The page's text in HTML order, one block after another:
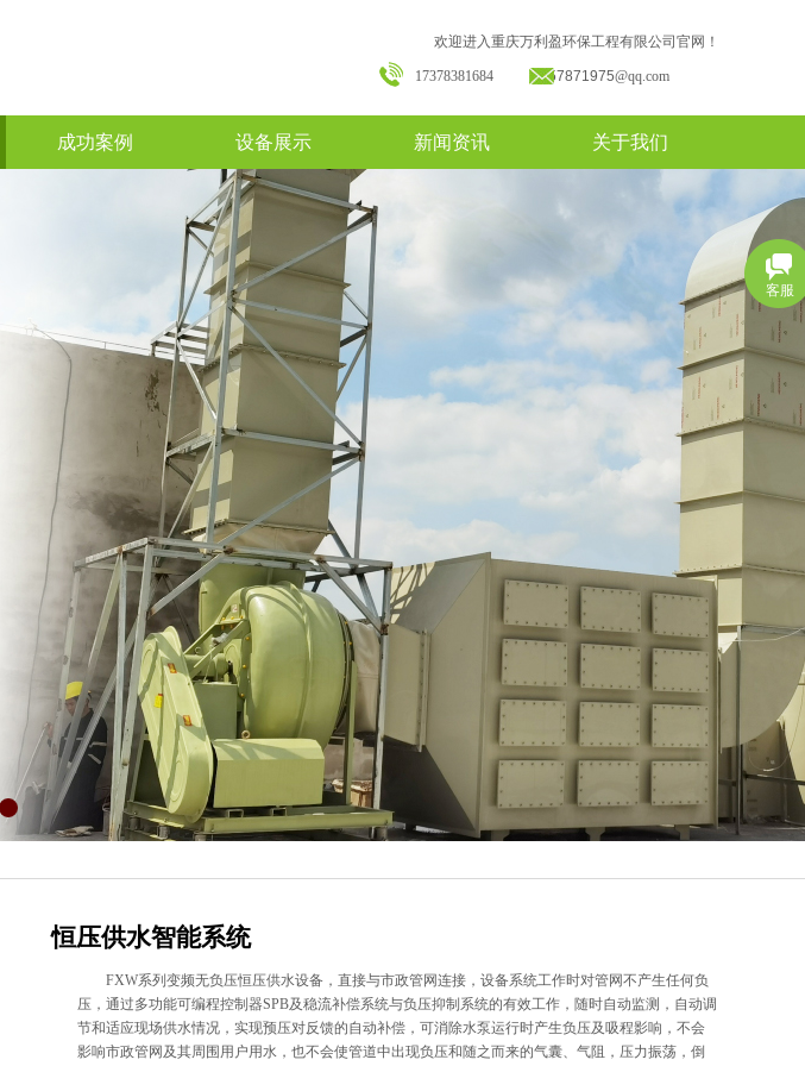
17378381684 157871975@qq.com
欢迎进入重庆万利盈环保工程有限公司官网！
成功案例 设备展示 新闻资讯 关于我们
恒压供水智能系统
FXW系列变频无负压恒压供水设备，直接与市政管网连接，设备系统工作时对管网不产生任何负
压，通过多功能可编程控制器SPB及稳流补偿系统与负压抑制系统的有效工作，随时自动监测，自动调
节和适应现场供水情况，实现预压对反馈的自动补偿，可消除水泵运行时产生负压及吸程影响，不会
影响市政管网及其周围用户用水，也不会使管道中出现负压和随之而来的气囊、气阻，压力振荡，倒
客服